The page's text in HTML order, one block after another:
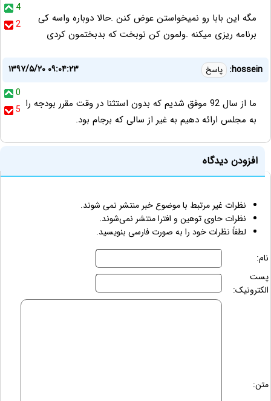
4
2
مگه این بابا رو نمیخواستن عوض کنن .حالا دوباره واسه کی
برنامه ریزی میکنه .ولمون کن نوبخت که بدبختمون کردی
hossein: پاسخ
۱۳۹۷/۵/۲۰ ۰۹:۰۴:۲۳
0
5 ما از سال 92 موفق شدیم که بدون استثنا در وقت مقرر بودجه را
به مجلس ارائه دهیم به غیر از سالی که برجام بود.
افزودن دیدگاه
نظرات غیر مرتبط با موضوع خبر منتشر نمی شوند.
نظرات حاوی توهین و افترا منتشر نمی‌شوند.
لطفاً نظرات خود را به صورت فارسی بنویسید.
نام:
پست
الکترونیک:
متن: